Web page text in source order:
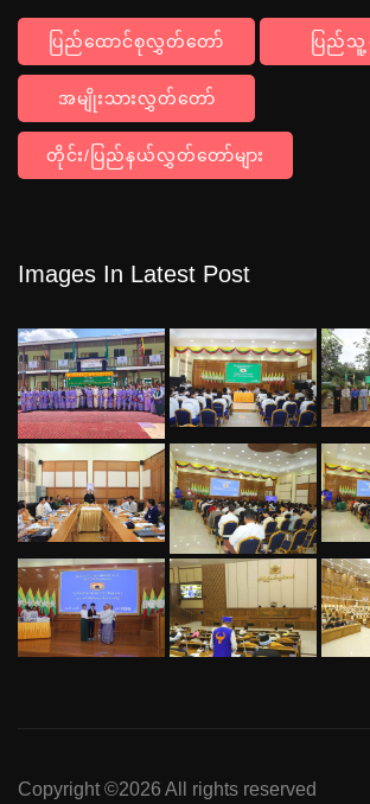
ပြည်ထောင်စုလွှတ်တော် ပြည်
အမျိုးသားလွှတ်တော်
တိုင်း/ပြည်နယ်လွှတ်တော်များ
Images In Latest Post
Copyright ©2026 All rights reserved